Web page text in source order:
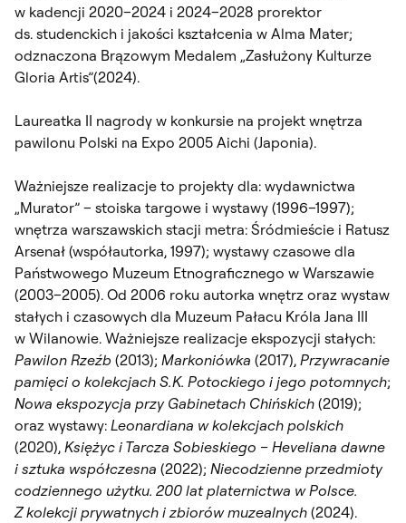
w kadencji 2020–2024 i 2024–2028 prorektor
ds. studenckich i jakości kształcenia w Alma Mater;
odznaczona Brązowym Medalem „Zasłużony Kulturze
Gloria Artis”(2024).
Laureatka II nagrody w konkursie na projekt wnętrza
pawilonu Polski na Expo 2005 Aichi (Japonia).
Ważniejsze realizacje to projekty dla: wydawnictwa
„Murator” – stoiska targowe i wystawy (1996–1997);
wnętrza warszawskich stacji metra: Śródmieście i Ratusz
Arsenał (współautorka, 1997); wystawy czasowe dla
Państwowego Muzeum Etnograficznego w Warszawie
(2003–2005). Od 2006 roku autorka wnętrz oraz wystaw
stałych i czasowych dla Muzeum Pałacu Króla Jana III
w Wilanowie. Ważniejsze realizacje ekspozycji stałych:
Pawilon Rzeźb (2013); Markoniówka (2017), Przywracanie
pamięci o kolekcjach S.K. Potockiego i jego potomnych;
Nowa ekspozycja przy Gabinetach Chińskich (2019);
oraz wystawy: Leonardiana w kolekcjach polskich
(2020), Księżyc i Tarcza Sobieskiego – Heveliana dawne
i sztuka współczesna (2022); Niecodzienne przedmioty
codziennego użytku. 200 lat platernictwa w Polsce.
Z kolekcji prywatnych i zbiorów muzealnych (2024).